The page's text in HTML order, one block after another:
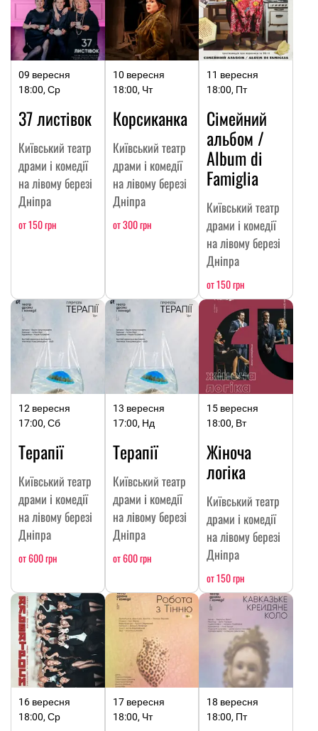
09 вересня
18:00, Ср
37 листівок
Київський театр
драми і комедії
на лівому березі
Дніпра
от 150 грн
10 вересня
18:00, Чт
Корсиканка
Київський театр
драми і комедії
на лівому березі
Дніпра
от 300 грн
11 вересня
18:00, Пт
Сімейний
альбом /
Album di
Famiglia
Київський театр
драми і комедії
на лівому березі
Дніпра
от 150 грн
12 вересня
17:00, Сб
Терапії
Київський театр
драми і комедії
на лівому березі
Дніпра
от 600 грн
13 вересня
17:00, Нд
Терапії
Київський театр
драми і комедії
на лівому березі
Дніпра
от 600 грн
15 вересня
18:00, Вт
Жіноча
логіка
Київський театр
драми і комедії
на лівому березі
Дніпра
от 150 грн
16 вересня
18:00, Ср
17 вересня
18:00, Чт
18 вересня
18:00, Пт